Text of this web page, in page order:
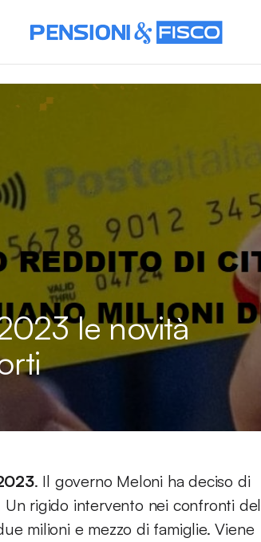
le novità
. Il governo Meloni ha deciso di
rigido intervento nei confronti del
milioni e mezzo di famiglie. Viene